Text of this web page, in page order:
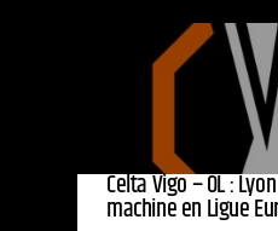
Celta Vigo – OL :
machine en Ligue